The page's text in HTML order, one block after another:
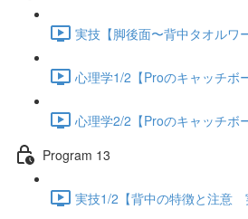
実技【脚後面〜背中タオルワ
心理学1/2【Proのキャッチボ
心理学2/2【Proのキャッチボ
Program 13
実技1/2【背中の特徴と注意